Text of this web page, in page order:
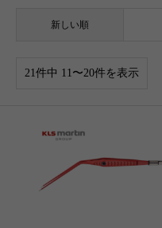
新しい順
21件中 11〜20件を表示